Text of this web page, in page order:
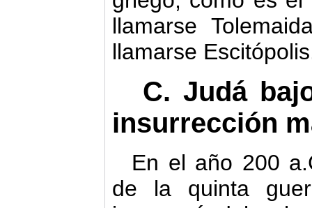
llamarse
llamarse
C. Judá
insurrección
En el año 200
de la quinta